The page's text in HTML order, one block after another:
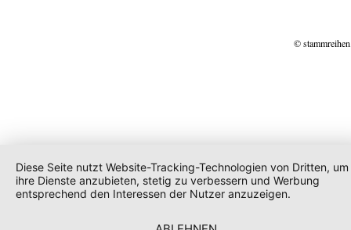
©
Diese Seite nutzt Website-Tracking-Technologien von Dritten, um
ihre Dienste anzubieten, stetig zu verbessern und Werbung
entsprechend den Interessen der Nutzer anzuzeigen.